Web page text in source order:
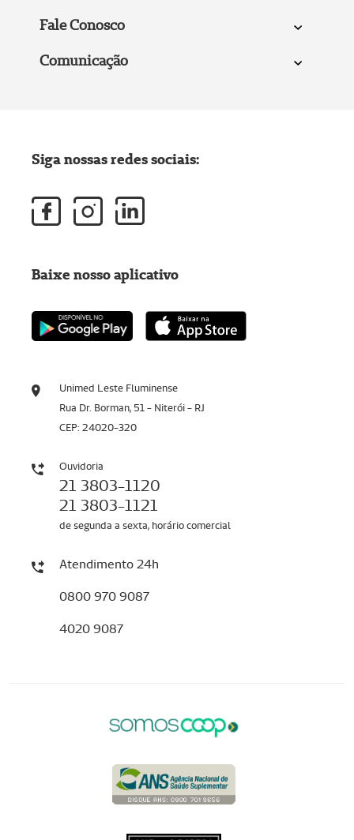
Fale Conosco
Comunicação
Unimed Leste Fluminense
Rua Dr. Borman, 51 - Niterói - RJ
CEP: 24020-320
Ouvidoria
21 3803-1120
21 3803-1121
de segunda a sexta, horário comercial
Atendimento 24h
0800 970 9087
4020 9087
Siga nossas redes sociais:
Baixe nosso aplicativo